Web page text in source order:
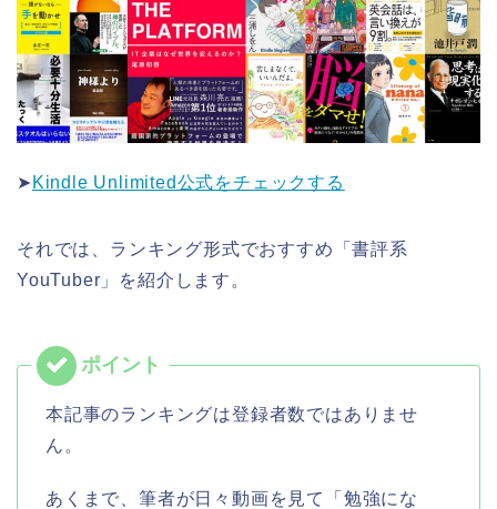
➤ Kindle Unlimited公式をチェックする
それでは、ランキング形式でおすすめ「書評系
YouTuber」を紹介します。
本記事のランキングは登録者数ではありませ
ん。
あくまで、筆者が日々動画を見て「勉強にな